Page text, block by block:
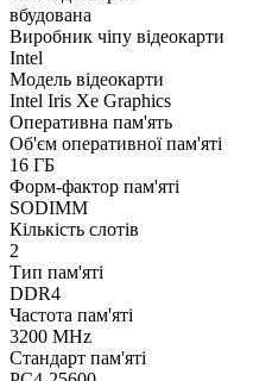
вбудована
Виробник чіпу відеокарти
Intel
Модель відеокарти
Intel Iris Xe Graphics
Оперативна пам'ять
Об'єм оперативної пам'яті
16 ГБ
Форм-фактор пам'яті
SODIMM
Кількість слотів
2
Тип пам'яті
DDR4
Частота пам'яті
3200 MHz
Стандарт пам'яті